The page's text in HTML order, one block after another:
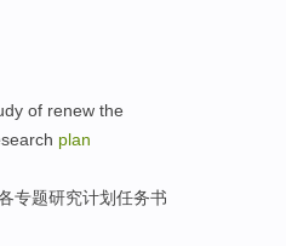
of renew the
plan
专题研究计划任务书